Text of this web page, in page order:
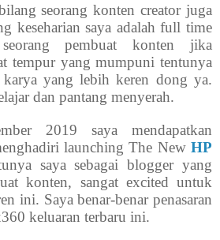
seorang konten creator juga
keseharian saya adalah full time
pembuat konten jika
tempur yang mumpuni tentunya
karya yang lebih keren dong ya.
dan pantang menyerah.
2019 saya mendapatkan
launching The New HP
saya sebagai blogger yang
konten, sangat excited untuk
ini. Saya benar-benar penasaran
keluaran terbaru ini.